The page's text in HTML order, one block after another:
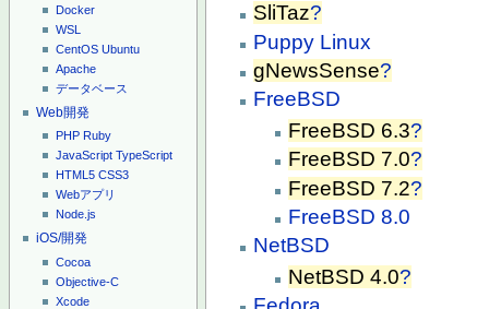
Docker
WSL
CentOS Ubuntu
Apache
データベース
Web開発
PHP Ruby
JavaScript TypeScript
HTML5 CSS3
Webアプリ
Node.js
iOS/開発
Cocoa
Objective-C
Xcode
SliTaz?
Puppy Linux
gNewsSense?
FreeBSD
FreeBSD 6.3?
FreeBSD 7.0?
FreeBSD 7.2?
FreeBSD 8.0
NetBSD
NetBSD 4.0?